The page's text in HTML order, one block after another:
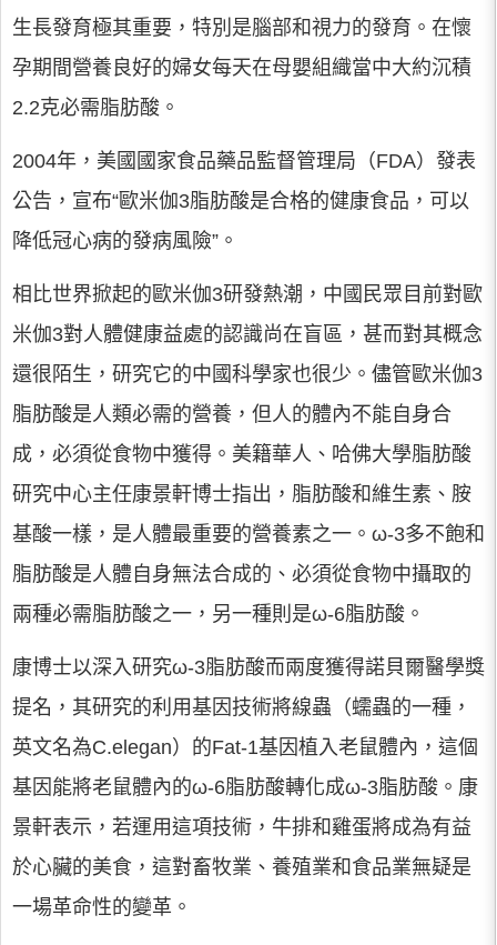
生長發育極其重要，特別是腦部和視力的發育。在懷
孕期間營養良好的婦女每天在母嬰組織當中大約沉積
2.2克必需脂肪酸。
2004年，美國國家食品藥品監督管理局（FDA）發表
公告，宣布“歐米伽3脂肪酸是合格的健康食品，可以
降低冠心病的發病風險”。
相比世界掀起的歐米伽3研發熱潮，中國民眾目前對歐
米伽3對人體健康益處的認識尚在盲區，甚而對其概念
還很陌生，研究它的中國科學家也很少。儘管歐米伽3
脂肪酸是人類必需的營養，但人的體內不能自身合
成，必須從食物中獲得。美籍華人、哈佛大學脂肪酸
研究中心主任康景軒博士指出，脂肪酸和維生素、胺
基酸一樣，是人體最重要的營養素之一。ω-3多不飽和
脂肪酸是人體自身無法合成的、必須從食物中攝取的
兩種必需脂肪酸之一，另一種則是ω-6脂肪酸。
康博士以深入研究ω-3脂肪酸而兩度獲得諾貝爾醫學獎
提名，其研究的利用基因技術將線蟲（蠕蟲的一種，
英文名為C.elegan）的Fat-1基因植入老鼠體內，這個
基因能將老鼠體內的ω-6脂肪酸轉化成ω-3脂肪酸。康
景軒表示，若運用這項技術，牛排和雞蛋將成為有益
於心臟的美食，這對畜牧業、養殖業和食品業無疑是
一場革命性的變革。